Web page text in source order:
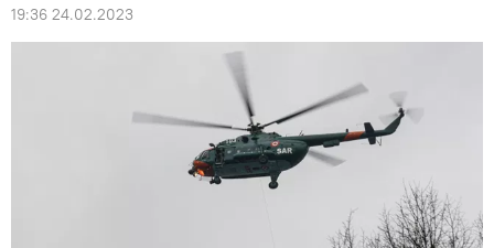
19:36 24.02.2023